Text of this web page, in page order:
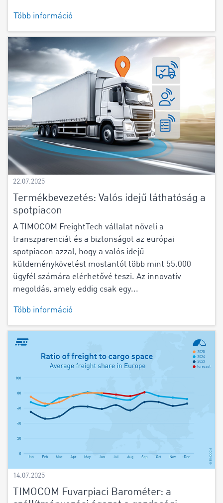
Több információ
22.07.2025
Termékbevezetés: Valós idejű láthatóság a
spotpiacon
A TIMOCOM FreightTech vállalat növeli a
transzparenciát és a biztonságot az európai
spotpiacon azzal, hogy a valós idejű
küldeménykövetést mostantól több mint 55.000
ügyfél számára elérhetővé teszi. Az innovatív
megoldás, amely eddig csak egy...
Több információ
14.07.2025
TIMOCOM Fuvarpiaci Barométer: a